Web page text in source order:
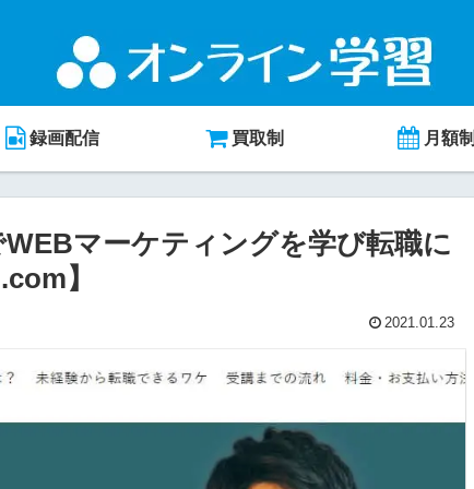
録画配信 買取制 月額制
マーケティングを学び転職に
】
2021.01.23